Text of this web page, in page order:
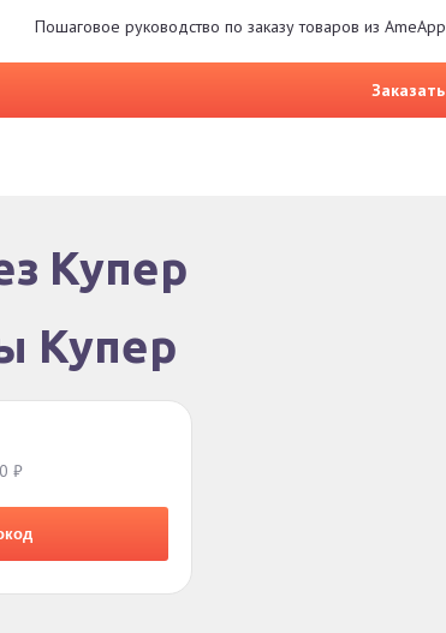
Пошаговое руководство по заказу товаров из
Купер
Купер
₽